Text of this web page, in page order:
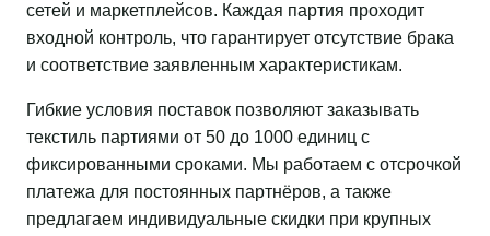
сетей и маркетплейсов. Каждая партия проходит
входной контроль, что гарантирует отсутствие брака
и соответствие заявленным характеристикам.
Гибкие условия поставок позволяют заказывать
текстиль партиями от 50 до 1000 единиц с
фиксированными сроками. Мы работаем с отсрочкой
платежа для постоянных партнёров, а также
предлагаем индивидуальные скидки при крупных